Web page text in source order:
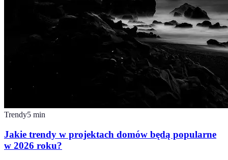
Trendy5 min
Jakie trendy w projektach domów będą popularne
w 2026 roku?